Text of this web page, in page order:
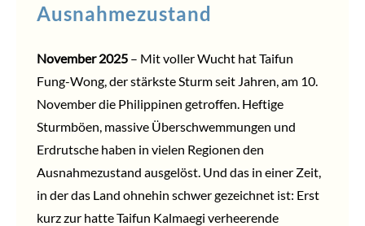
Ausnahmezustand
November 2025– Mit voller Wucht hat Taifun
Fung-Wong, der stärkste Sturm seit Jahren, am 10.
November die Philippinen getroffen. Heftige
Sturmböen, massive Überschwemmungen und
Erdrutsche haben in vielen Regionen den
Ausnahmezustand ausgelöst. Und das in einer Zeit,
in der das Land ohnehin schwer gezeichnet ist: Erst
kurz zur hatte Taifun Kalmaegi verheerende